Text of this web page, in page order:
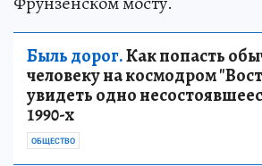
Быль дорог.Как попасть
человеку на космодром
увидеть одно
1990-х
ОБЩЕСТВО